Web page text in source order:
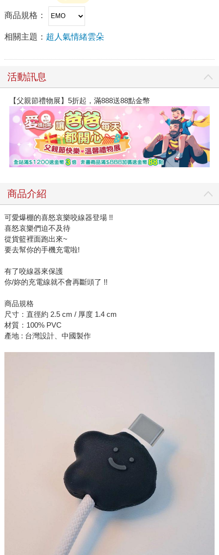
商品規格：
相關主題： 超人氣情緒雲朵
活動訊息
【父親節禮物展】5折起，滿888送88點金幣
商品介紹
可愛爆棚的喜怒哀樂咬線器登場 !!
喜怒哀樂們迫不及待
從貨籃裡面跑出來~
要去幫你的手機充電啦!
有了咬線器來保護
你/妳的充電線就不會再斷頭了 !!
商品規格
尺寸：直徑約 2.5 cm / 厚度 1.4 cm
材質：100% PVC
產地 : 台灣設計、中國製作